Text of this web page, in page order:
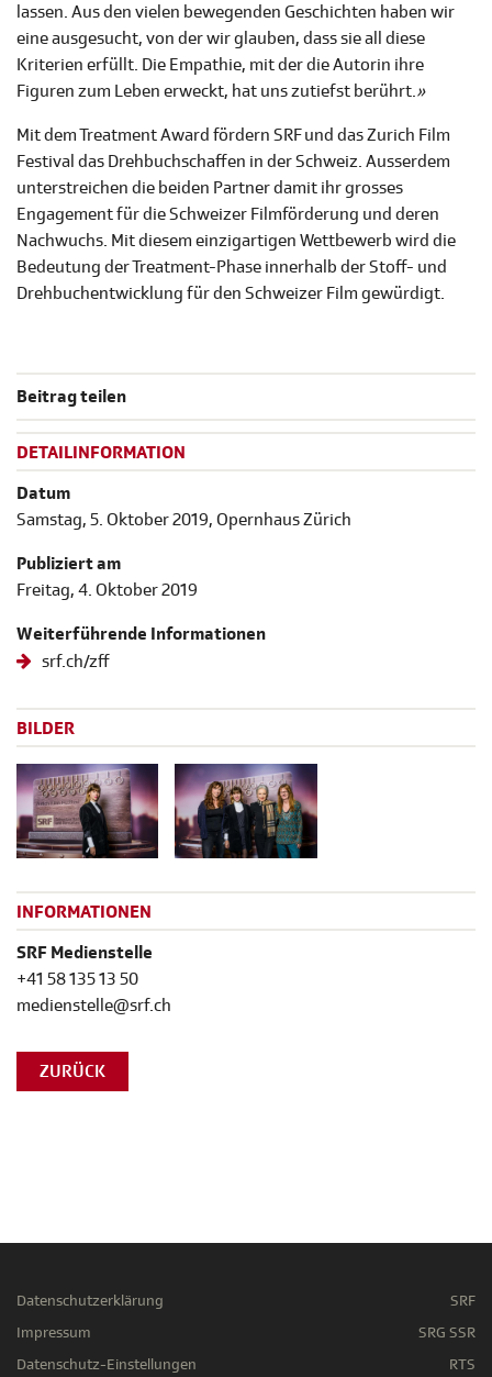
lassen. Aus den vielen bewegenden Geschichten haben wir
eine ausgesucht, von der wir glauben, dass sie all diese
Kriterien erfüllt. Die Empathie, mit der die Autorin ihre
Figuren zum Leben erweckt, hat uns zutiefst berührt.»
Mit dem Treatment Award fördern SRF und das Zurich Film
Festival das Drehbuchschaffen in der Schweiz. Ausserdem
unterstreichen die beiden Partner damit ihr grosses
Engagement für die Schweizer Filmförderung und deren
Nachwuchs. Mit diesem einzigartigen Wettbewerb wird die
Bedeutung der Treatment-Phase innerhalb der Stoff- und
Drehbuchentwicklung für den Schweizer Film gewürdigt.
Beitrag teilen
DETAILINFORMATION
Datum
Samstag, 5. Oktober 2019, Opernhaus Zürich
Publiziert am
Freitag, 4. Oktober 2019
Weiterführende Informationen
srf.ch/zff
BILDER
INFORMATIONEN
SRF Medienstelle
+41 58 135 13 50
medienstelle@srf.ch
ZURÜCK
Datenschutzerklärung
Impressum
Datenschutz-Einstellungen
SRF
SRG SSR
RTS